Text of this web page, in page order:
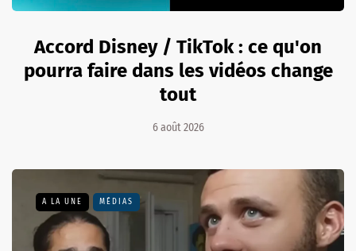
Accord Disney / TikTok : ce qu'on
pourra faire dans les vidéos change
tout
6 août 2026
A LA UNE MÉDIAS